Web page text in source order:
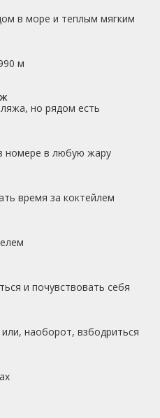
в море и теплым мягким
м
но рядом есть
номере в любую жару
время за коктейлем
и почувствовать себя
наоборот, взбодриться